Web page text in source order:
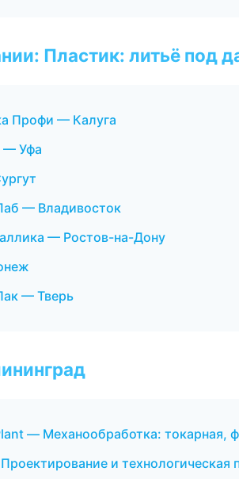
Пластик: литьё под
Профи — Калуга
— Уфа
— Владивосток
— Ростов-на-Дону
— Тверь
— Механообработка: токарная,
и технологическая